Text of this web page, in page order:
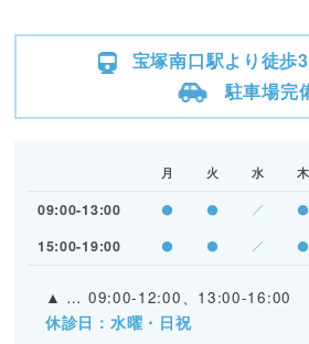
宝塚南口駅より徒歩3
駐車場完
月 火 水 木
09:00-13:00 ● ● ／ ●
15:00-19:00 ● ● ／ ●
▲ … 09:00-12:00、13:00-16:00
休診日：水曜・日祝